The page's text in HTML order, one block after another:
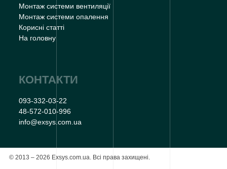
Монтаж системи вентиляції
Монтаж системи опалення
Корисні статті
На головну
КОНТАКТИ
093-332-03-22
48-572-010-996
info@exsys.com.ua
© 2013 – 2026 Exsys.com.ua. Всі права захищені.